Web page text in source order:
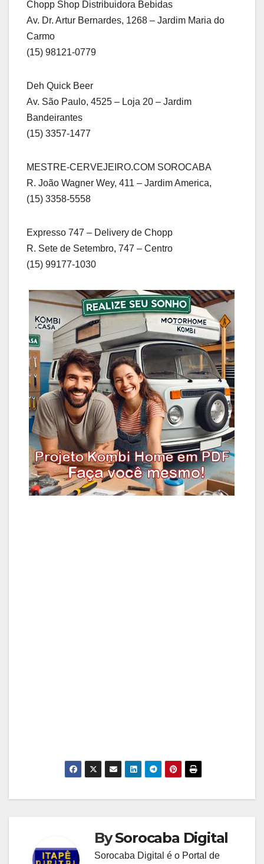
Chopp Shop Distribuidora Bebidas
Av. Dr. Artur Bernardes, 1268 – Jardim Maria do
Carmo
(15) 98121-0779
Deh Quick Beer
Av. São Paulo, 4525 – Loja 20 – Jardim
Bandeirantes
(15) 3357-1477
MESTRE-CERVEJEIRO.COM SOROCABA
R. João Wagner Wey, 411 – Jardim America,
(15) 3358-5558
Expresso 747 – Delivery de Chopp
R. Sete de Setembro, 747 – Centro
(15) 99177-1030
BySorocaba Digital
Sorocaba Digital é o Portal de